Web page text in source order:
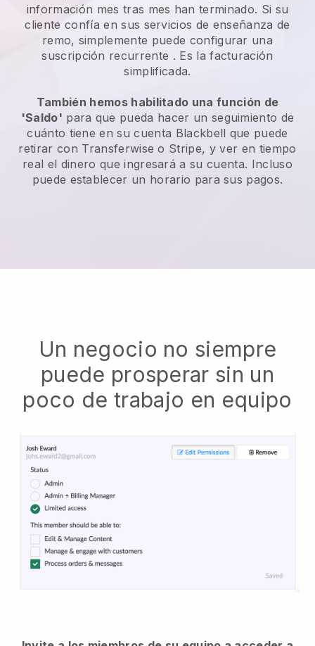
información mes tras mes han terminado. Si su
cliente confía en sus servicios de enseñanza de
remo, simplemente puede configurar una
suscripción recurrente . Es la facturación
simplificada.
También hemos habilitado una función de
'Saldo' para que pueda hacer un seguimiento de
cuánto tiene en su cuenta Blackbell que puede
retirar con Transferwise o Stripe, y ver en tiempo
real el dinero que ingresará a su cuenta. Incluso
puede establecer un horario para sus pagos.
Un negocio no siempre
puede prosperar sin un
poco de trabajo en equipo